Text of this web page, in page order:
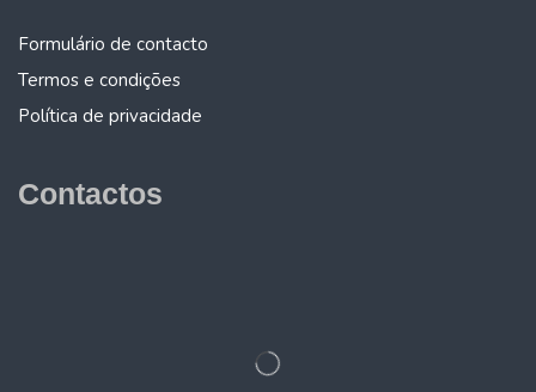
Formulário de contacto
Termos e condições
Política de privacidade
Contactos